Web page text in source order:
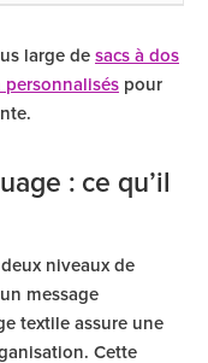
large de sacs à dos
pour
: ce qu’il
niveaux de
message
textile assure une
Cette